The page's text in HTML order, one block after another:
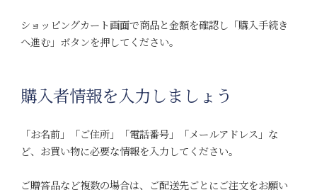
ショッピングカート画面で商品と金額を確認し「購入手続き
へ進む」ボタンを押してください。
購入者情報を入力しましょう
「お名前」「ご住所」「電話番号」「メールアドレス」な
ど、お買い物に必要な情報を入力してください。
ご贈答品など複数の場合は、ご配送先ごとにご注文をお願い